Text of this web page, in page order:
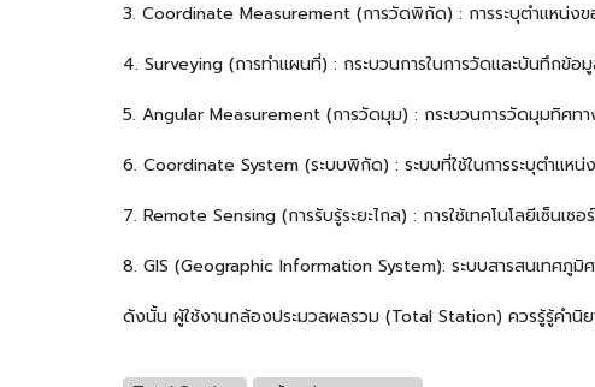
3. Coordinate Measurement (การวัดพิกัด) : การระบุตำแหน่ง
4. Surveying (การทำแผนที่) : กระบวนการในการวัดและบันทึก
5. Angular Measurement (การวัดมุม) : กระบวนการวัดมุมทิศ
6. Coordinate System (ระบบพิกัด) : ระบบที่ใช้ในการระบุตำแ
7. Remote Sensing (การรับรู้ระยะไกล) : การใช้เทคโนโลยีเซ็
8. GIS (Geographic Information System): ระบบสารสนเทศภูมิ
ดังนั้น ผู้ใช้งานกล้องประมวลผลรวม (Total Station) ควรรู้รู้คำนิย